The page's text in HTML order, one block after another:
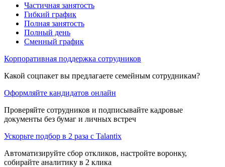
Частичная занятость
Гибкий график
Полная занятость
Полный день
Сменный график
Корпоративная поддержка сотрудников
Какой соцпакет вы предлагаете семейным сотрудникам?
Оформляйте кандидатов онлайн
Проверяйте сотрудников и подписывайте кадровые
документы без бумаг и личных встреч
Ускорьте подбор в 2 раза с Talantix
Автоматизируйте сбор откликов, настройте воронку,
собирайте аналитику в 2 клика